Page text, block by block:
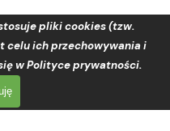
pliki cookies (tzw.
celu ich przechowywania i
w Polityce prywatności.